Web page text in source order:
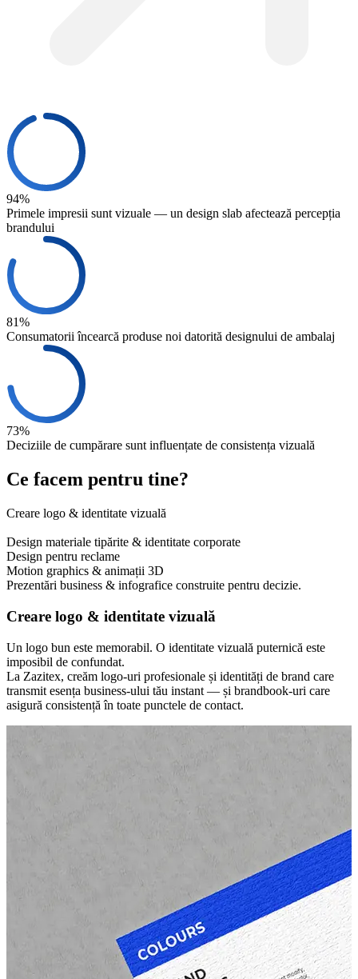
94%
Primele impresii sunt vizuale — un design slab afectează percepția
brandului
81%
Consumatorii încearcă produse noi datorită designului de ambalaj
73%
Deciziile de cumpărare sunt influențate de consistența vizuală
Ce facem pentru tine?
Creare logo & identitate vizuală
Design materiale tipărite & identitate corporate
Design pentru reclame
Motion graphics & animații 3D
Prezentări business & infografice construite pentru decizie.
Creare logo & identitate vizuală
Un logo bun este memorabil. O identitate vizuală puternică este
imposibil de confundat.
La Zazitex, creăm logo-uri profesionale și identități de brand care
transmit esența business-ului tău instant — și brandbook-uri care
asigură consistență în toate punctele de contact.